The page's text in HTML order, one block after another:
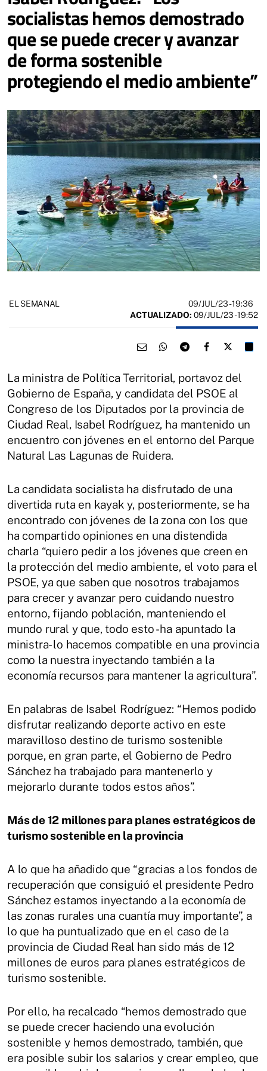
socialistas hemos demostrado
que se puede crecer y avanzar
de forma sostenible
protegiendo el medio ambiente”
EL SEMANAL 09/JUL/23- 19:36
ACTUALIZADO: 09/JUL/23 - 19:52
La ministra de Política Territorial, portavoz del
Gobierno de España, y candidata del PSOE al
Congreso de los Diputados por la provincia de
Ciudad Real, Isabel Rodríguez, ha mantenido un
encuentro con jóvenes en el entorno del Parque
Natural Las Lagunas de Ruidera.
La candidata socialista ha disfrutado de una
divertida ruta en kayak y, posteriormente, se ha
encontrado con jóvenes de la zona con los que
ha compartido opiniones en una distendida
charla “quiero pedir a los jóvenes que creen en
la protección del medio ambiente, el voto para el
PSOE, ya que saben que nosotros trabajamos
para crecer y avanzar pero cuidando nuestro
entorno, fijando población, manteniendo el
mundo rural y que, todo esto -ha apuntado la
ministra- lo hacemos compatible en una provincia
como la nuestra inyectando también a la
economía recursos para mantener la agricultura”.
En palabras de Isabel Rodríguez: “Hemos podido
disfrutar realizando deporte activo en este
maravilloso destino de turismo sostenible
porque, en gran parte, el Gobierno de Pedro
Sánchez ha trabajado para mantenerlo y
mejorarlo durante todos estos años”.
Más de 12 millones para planes estratégicos de
turismo sostenible en la provincia
A lo que ha añadido que “gracias a los fondos de
recuperación que consiguió el presidente Pedro
Sánchez estamos inyectando a la economía de
las zonas rurales una cuantía muy importante”, a
lo que ha puntualizado que en el caso de la
provincia de Ciudad Real han sido más de 12
millones de euros para planes estratégicos de
turismo sostenible.
Por ello, ha recalcado “hemos demostrado que
se puede crecer haciendo una evolución
sostenible y hemos demostrado, también, que
era posible subir los salarios y crear empleo, que